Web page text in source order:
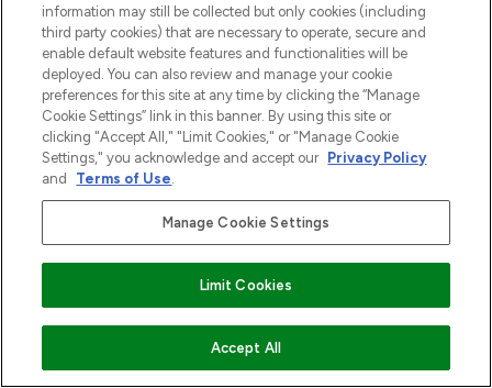
VOEG TOE AAN WINKELMANDJE
information may still be collected but only cookies (including
third party cookies) that are necessary to operate, secure and
enable default website features and functionalities will be
deployed. You can also review and manage your cookie
preferences for this site at any time by clicking the “Manage
Cookie Settings” link in this banner. By using this site or
clicking "Accept All," "Limit Cookies," or "Manage Cookie
Settings," you acknowledge and accept our Privacy Policy
and
Terms of Use.
Manage Cookie Settings
Limit Cookies
Accept All